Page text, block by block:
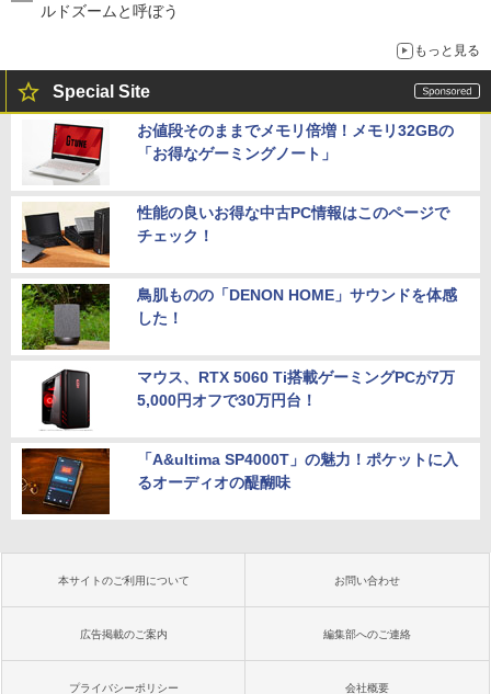
ルドズームと呼ぼう
もっと見る
Special Site
お値段そのままでメモリ倍増！メモリ32GBの
「お得なゲーミングノート」
性能の良いお得な中古PC情報はこのページで
チェック！
鳥肌ものの「DENON HOME」サウンドを体感
した！
マウス、RTX 5060 Ti搭載ゲーミングPCが7万
5,000円オフで30万円台！
「A&ultima SP4000T」の魅力！ポケットに入
るオーディオの醍醐味
本サイトのご利用について お問い合わせ
広告掲載のご案内 編集部へのご連絡
プライバシーポリシー 会社概要